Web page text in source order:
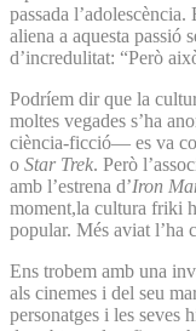
passada
aliena a aquesta passió
d’incredulitat: “Però
Podríem dir que la
moltes vegades s’ha
ciència-ficció— es va
o Star Trek. Però
amb l’estrena d’Iron
moment,la cultura friki
popular. Més aviat l’ha
Ens trobem amb una
als cinemes i del seu
personatges i les seves